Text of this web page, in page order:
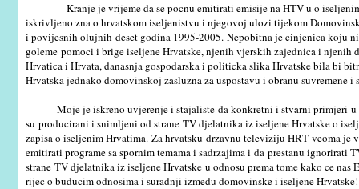
Kranje je vrijeme da se pocnu emitirati emisije na HTV-u o iseljenim
iskrivljeno zna o hrvatskom iseljenistvu i njegovoj ulozi tijekom
i povijesnih olujnih deset godina 1995-2005. Nepobitna je cinjenica koju
goleme pomoci i brige iseljene Hrvatske, njenih vjerskih zajednica i
Hrvatica i Hrvata, danasnja gospodarska i politicka slika Hrvatske bila bi
Hrvatska jednako domovinskoj zasluzna za uspostavu i obranu suvremene i
Moje je iskreno uvjerenje i stajaliste da konkretni i stvarni primjeri u
su producirani i snimljeni od strane TV djelatnika iz iseljene Hrvatske o
zapisa o iseljenim Hrvatima. Za hrvatsku drzavnu televiziju HRT veoma je
emitirati programe sa spornim temama i sadrzajima i da prestanu
strane TV djelatnika iz iseljene Hrvatske u odnosu prema tome kako ce
rijec o buducim odnosima i suradnji izmedu domovinske i iseljene Hrvatske!